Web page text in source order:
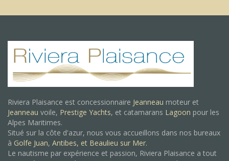
Riviera Plaisance est concessionnaire Jeanneau moteur et
Jeanneau voile, Prestige Yachts, et catamarans Lagoon pour les
Alpes Maritimes.
Situé sur la côte d'azur, nous vous accueillons dans nos bureaux
à Golfe Juan, Antibes, et Beaulieu sur Mer.
Le nautisme par expérience et passion, Riviera Plaisance a tout